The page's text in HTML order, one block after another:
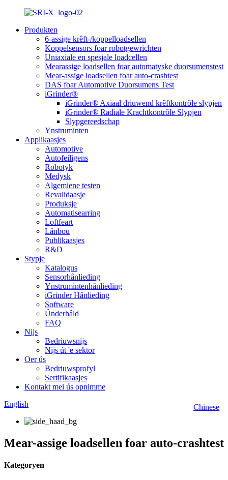
Produkten
6-assige krêft-/koppelloadsellen
Koppelsensors foar robotgewrichten
Uniaxiale en spesjale loadcellen
Mearassige loadsellen foar automatyske duorsumenstest
Mear-assige loadsellen foar auto-crashtest
DAS foar Automotive Duorsumens Test
iGrinder®
iGrinder® Axiaal driuwend krêftkontrôle slypjen
iGrinder® Radiale Krachtkontrôle Slypjen
Slypgereedschap
Ynstruminten
Applikaasjes
Automotive
Autofeiligens
Robotyk
Medysk
Algemiene testen
Revalidaasje
Produksje
Automatisearring
Loftfeart
Lânbou
Publikaasjes
R&D
Stypje
Katalogus
Sensorhânlieding
Ynstrumintenhânlieding
iGrinder Hânlieding
Software
Ûnderhâld
FAQ
Nijs
Bedriuwsnijs
Nijs út 'e sektor
Oer ús
Bedriuwsprofyl
Sertifikaasjes
Kontakt mei ús opnimme
Chinese
English
Mear-assige loadsellen foar auto-crashtest
Kategoryen